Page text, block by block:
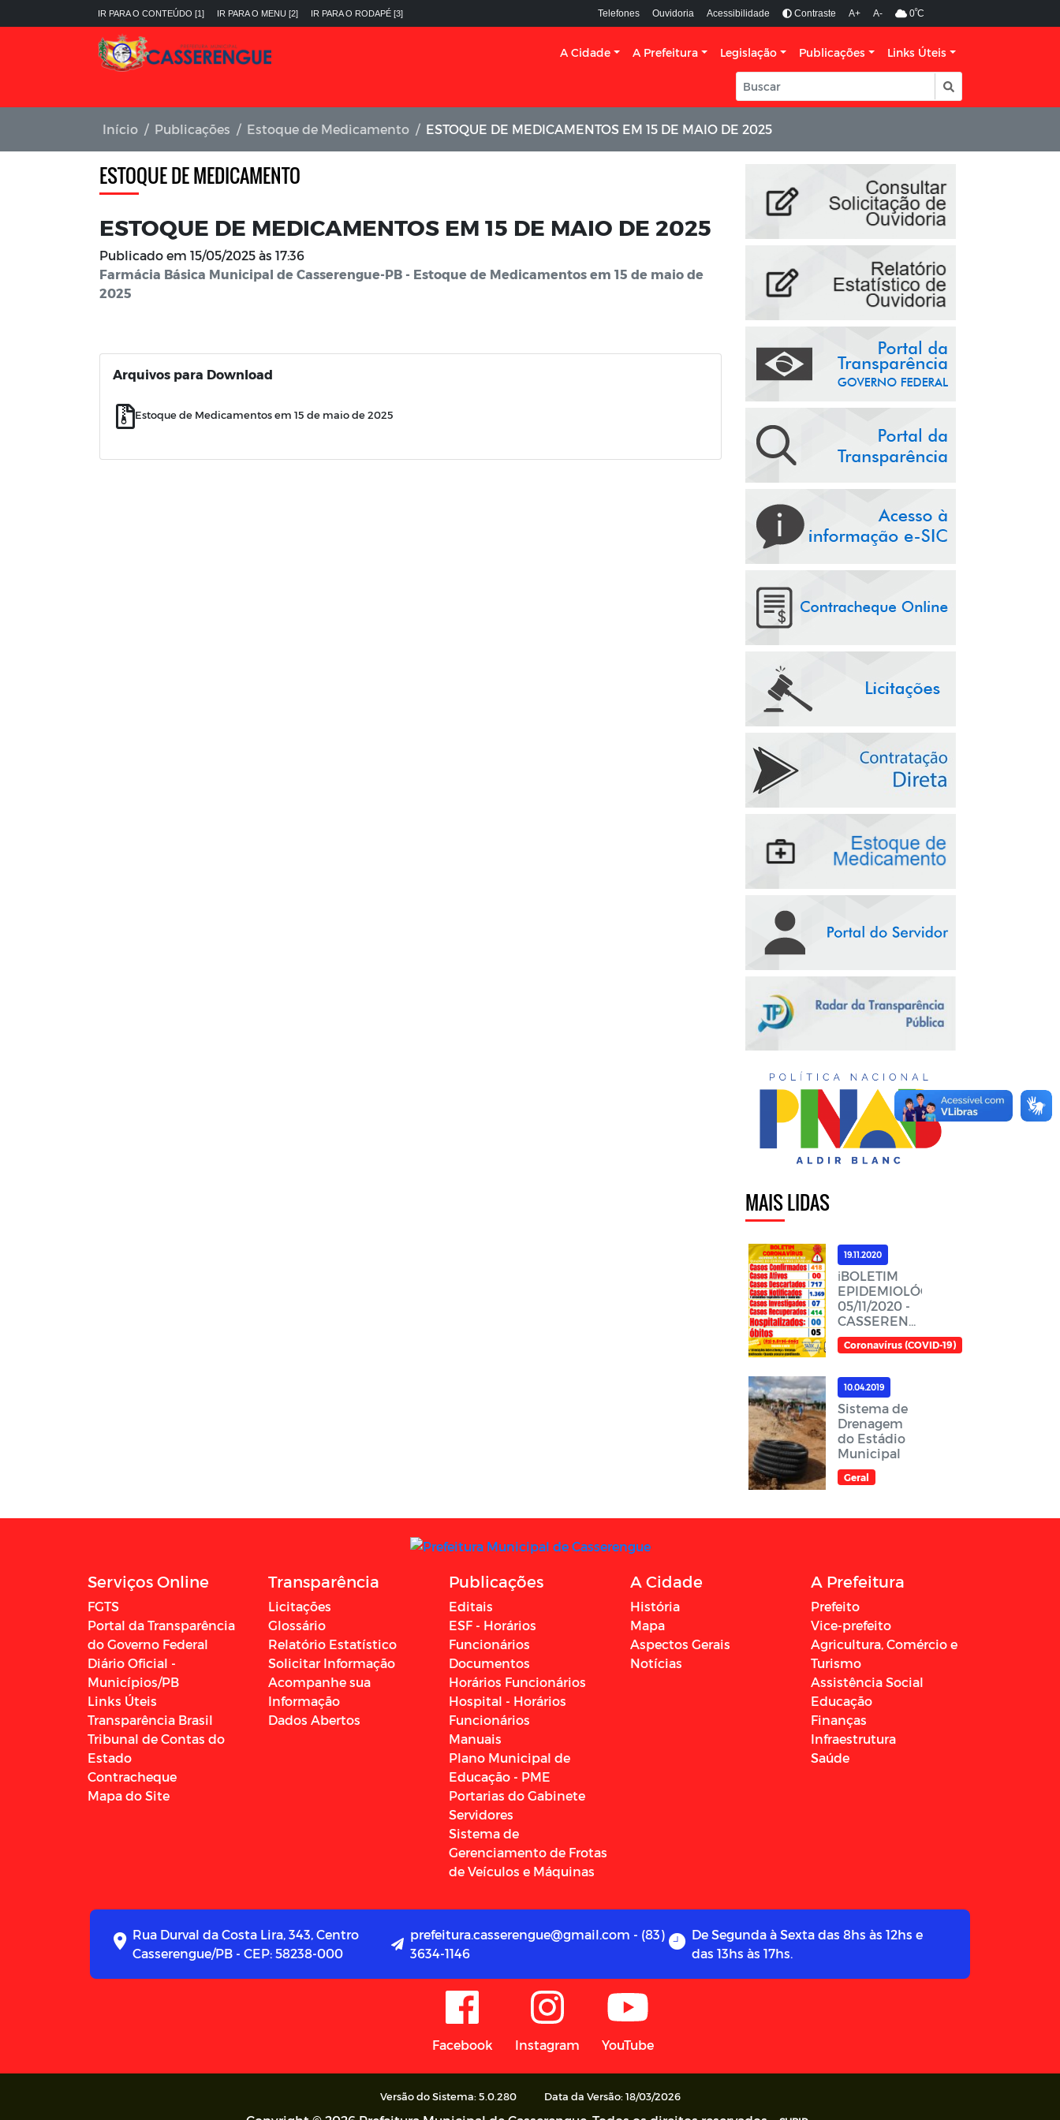
IR PARA O CONTEÚDO [1] IR PARA O MENU [2] IR PARA O RODAPÉ [3] Telefones Ouvidoria Acessibilidade Contraste A+ A- 0ºC
A Cidade A Prefeitura Legislação Publicações Links Úteis
Início Publicações Estoque de Medicamento ESTOQUE DE MEDICAMENTOS EM 15 DE MAIO DE 2025
ESTOQUE DE MEDICAMENTO
ESTOQUE DE MEDICAMENTOS EM 15 DE MAIO DE 2025
Publicado em 15/05/2025 às 17:36
Farmácia Básica Municipal de Casserengue-PB - Estoque de Medicamentos em 15 de maio de
2025
Arquivos para Download
Estoque de Medicamentos em 15 de maio de 2025
MAIS LIDAS
19.11.2020
ℹ️BOLETIM
EPIDEMIOLÓGICO,
05/11/2020 -
CASSERENGUE-
PBℹ️
Coronavírus (COVID-19)
10.04.2019
Sistema de
Drenagem
do Estádio
Municipal
Geral
Serviços Online
FGTS
Portal da Transparência
do Governo Federal
Diário Oficial -
Municípios/PB
Links Úteis
Transparência Brasil
Tribunal de Contas do
Estado
Contracheque
Mapa do Site
Transparência
Licitações
Glossário
Relatório Estatístico
Solicitar Informação
Acompanhe sua
Informação
Dados Abertos
Publicações
Editais
ESF - Horários
Funcionários
Documentos
Horários Funcionários
Hospital - Horários
Funcionários
Manuais
Plano Municipal de
Educação - PME
Portarias do Gabinete
Servidores
Sistema de
Gerenciamento de Frotas
de Veículos e Máquinas
A Cidade
História
Mapa
Aspectos Gerais
Notícias
A Prefeitura
Prefeito
Vice-prefeito
Agricultura, Comércio e
Turismo
Assistência Social
Educação
Finanças
Infraestrutura
Saúde
Rua Durval da Costa Lira, 343, Centro
Casserengue/PB - CEP: 58238-000
prefeitura.casserengue@gmail.com - (83)
3634-1146
De Segunda à Sexta das 8hs às 12hs e
das 13hs às 17hs.
Facebook Instagram YouTube
Versão do Sistema: 5.0.280 Data da Versão: 18/03/2026